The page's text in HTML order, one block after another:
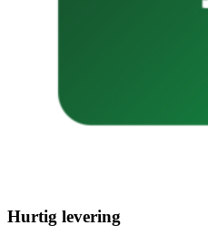
Hurtig levering